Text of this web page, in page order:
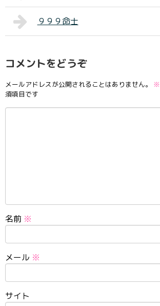
９９９命士
コメントをどうぞ
メールアドレスが公開されることはありません。 ※
須項目です
名前 ※
メール ※
サイト